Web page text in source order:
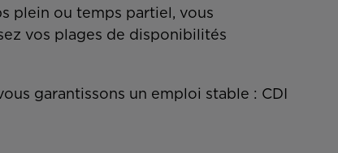
plein ou temps partiel, vous
vos plages de disponibilités
garantissons un emploi stable : CDI